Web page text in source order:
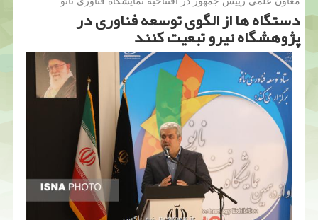
دستگاه ها از الگوی توسعه فناوری در
پژوهشگاه نیرو تبعیت كنند